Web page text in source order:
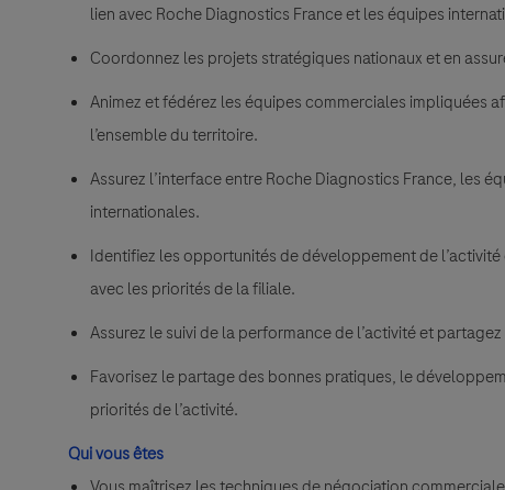
lien avec Roche Diagnostics France et les équipes
Coordonnez les projets stratégiques nationaux et en
Animez et fédérez les équipes commerciales impliquées
l’ensemble du territoire.
Assurez l’interface entre Roche Diagnostics France, les
internationales.
Identifiez les opportunités de développement de
avec les priorités de la filiale.
Assurez le suivi de la performance de l’activité et
Favorisez le partage des bonnes pratiques, le
priorités de l’activité.
Qui vous êtes